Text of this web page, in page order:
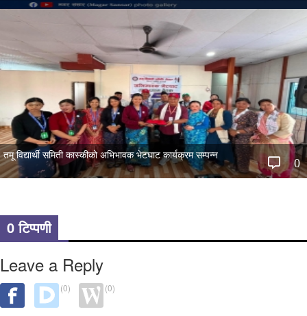
0
तमू विद्यार्थी समिती कास्कीको अभिभावक भेटघाट कार्यक्रम सम्पन्न
0 टिप्पणी
Leave a Reply
(0) (0)